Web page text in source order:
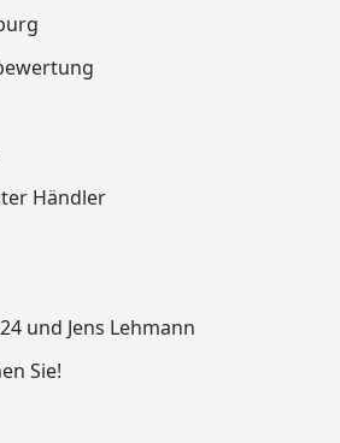
Händler
und Jens Lehmann
Sie!